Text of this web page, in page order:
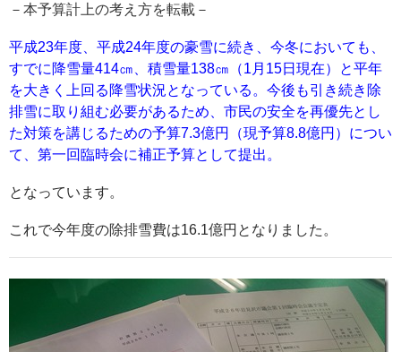
－本予算計上の考え方を転載－
平成23年度、平成24年度の豪雪に続き、今冬においても、
すでに降雪量414㎝、積雪量138㎝（1月15日現在）と平年
を大きく上回る降雪状況となっている。今後も引き続き除
排雪に取り組む必要があるため、市民の安全を再優先とし
た対策を講じるための予算7.3億円（現予算8.8億円）につい
て、第一回臨時会に補正予算として提出。
となっています。
これで今年度の除排雪費は16.1億円となりました。